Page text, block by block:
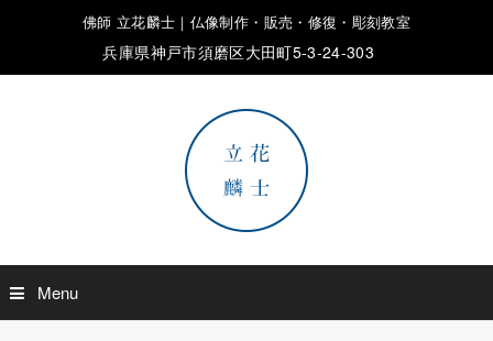
佛師 立花麟士｜仏像制作・販売・修復・彫刻教室
兵庫県神戸市須磨区大田町5-3-24-303
Menu